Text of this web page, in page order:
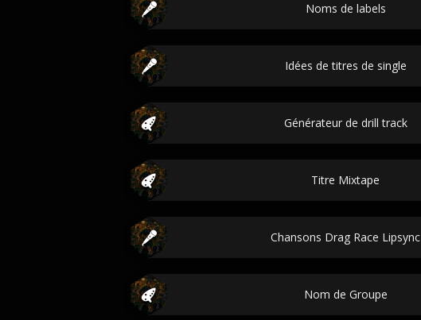
Noms de labels
Idées de titres de single
Générateur de drill track
Titre Mixtape
Chansons Drag Race Lipsync
Nom de Groupe